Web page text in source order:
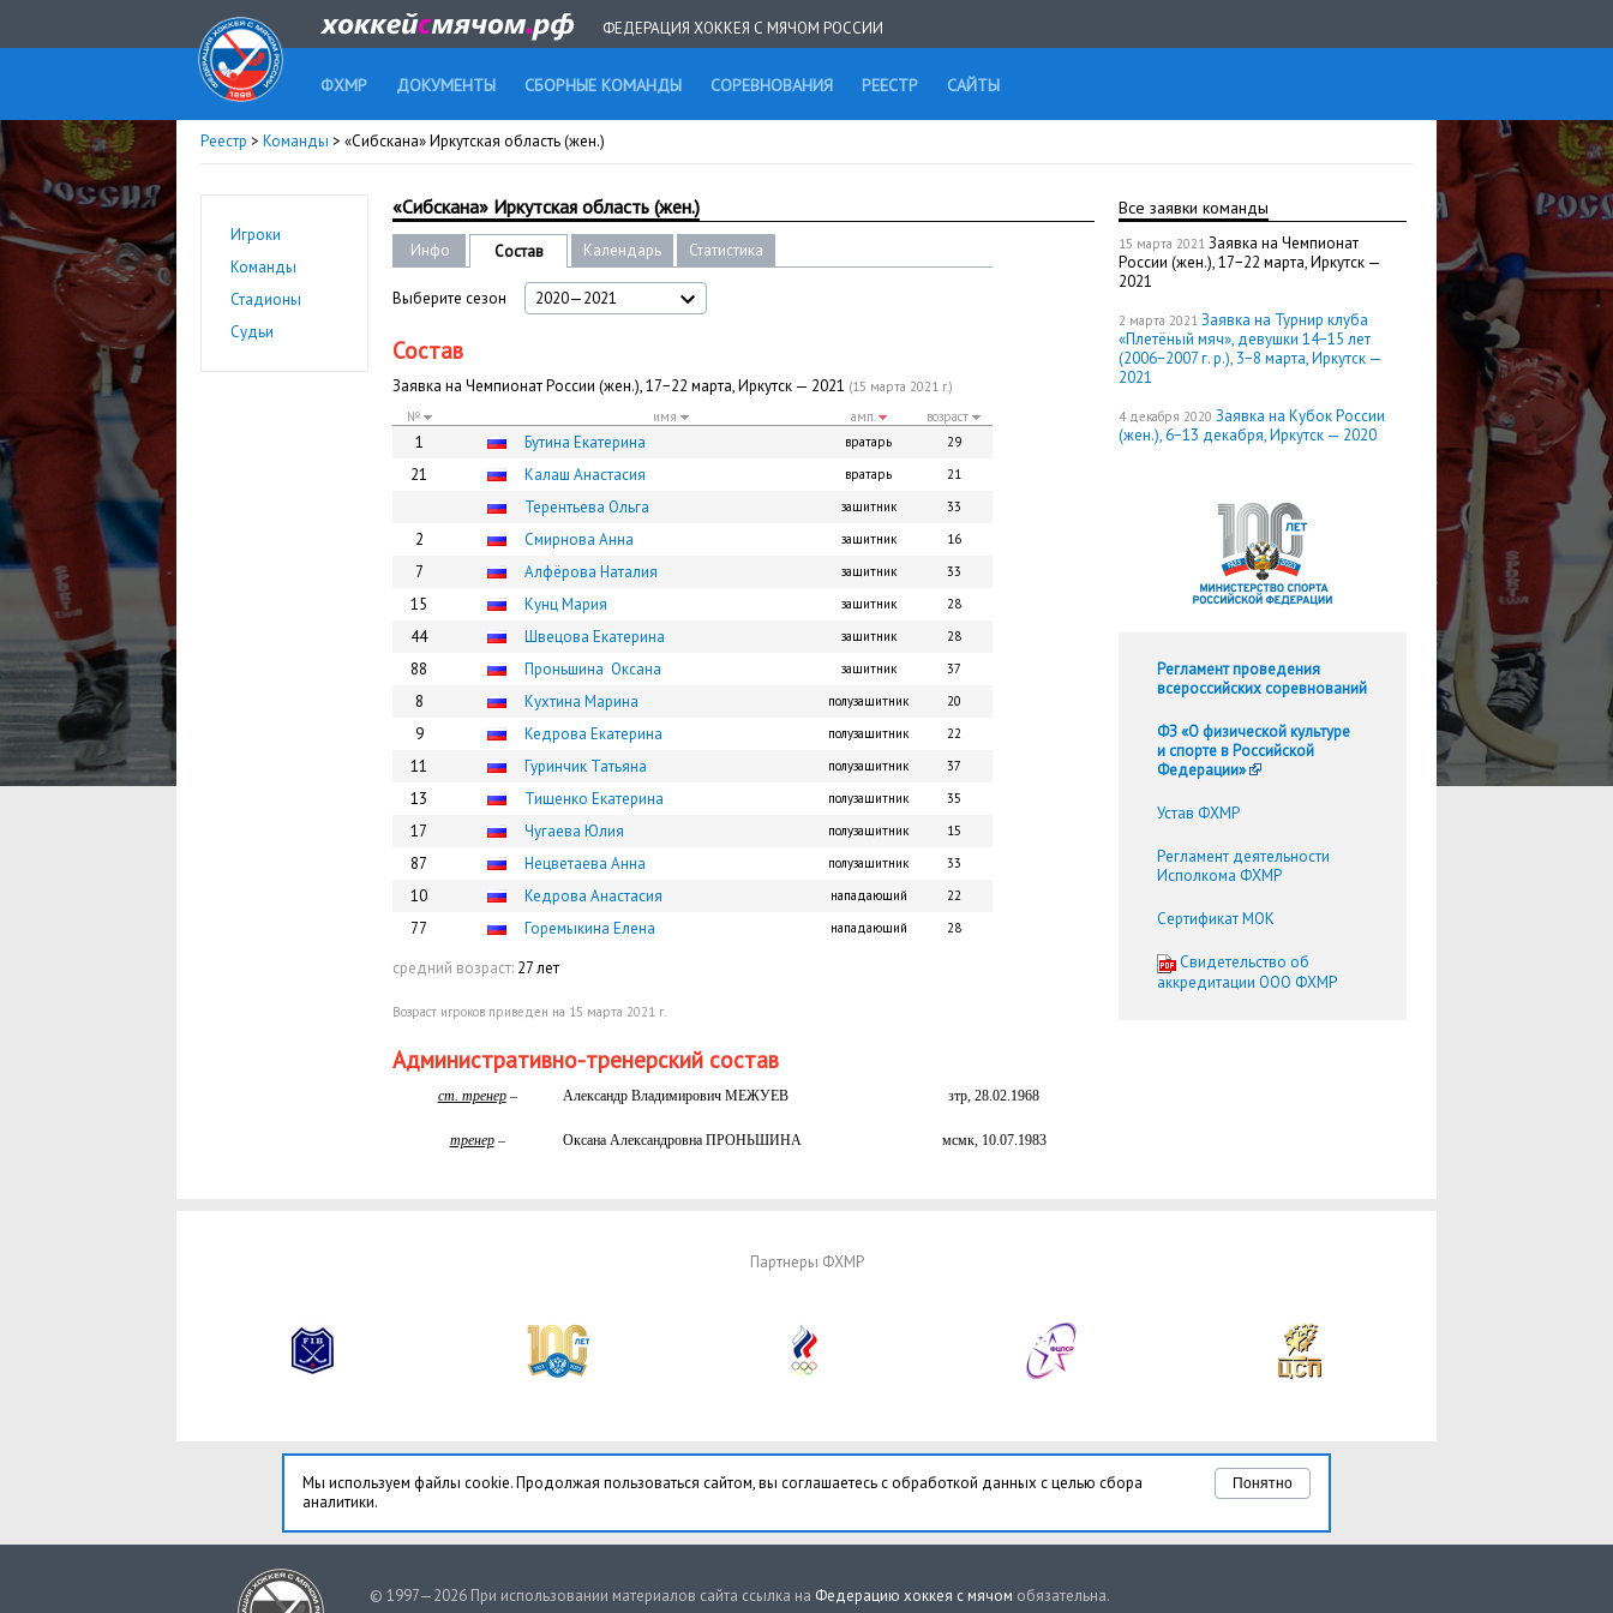
ФЕДЕРАЦИЯ ХОККЕЯ С МЯЧОМ РОССИИ
ФХМР ДОКУМЕНТЫ СБОРНЫЕ КОМАНДЫ СОРЕВНОВАНИЯ РЕЕСТР САЙТЫ
Реестр > Команды > «Сибскана» Иркутская область (жен.)
Игроки
Команды
Стадионы
Судьи
Все заявки команды
15 марта 2021 Заявка на Чемпионат
России (жен.), 17−22 марта, Иркутск —
2021
2 марта 2021 Заявка на Турнир клуба
«Плетёный мяч», девушки 14−15 лет
(2006−2007 г. р.), 3−8 марта, Иркутск —
2021
4 декабря 2020 Заявка на Кубок России
(жен.), 6−13 декабря, Иркутск — 2020
Регламент проведения
всероссийских соревнований
ФЗ «О физической культуре
и спорте в Российской
Федерации»
Устав ФХМР
Регламент деятельности
Исполкома ФХМР
Сертификат МОК
Cвидетельство об
аккредитации ООО ФХМР
«Сибскана» Иркутская область (жен.)
Инфо Состав Календарь Статистика
Выберите сезон 2020—2021
Состав
Заявка на Чемпионат России (жен.), 17−22 марта, Иркутск — 2021 (15 марта 2021 г.)
№
имя амп. возраст
1 Бутина Екатерина вратарь 29
21 Калаш Анастасия вратарь 21
Терентьева Ольга защитник 33
2 Смирнова Анна защитник 16
7 Алфёрова Наталия защитник 33
15 Кунц Мария защитник 28
44 Швецова Екатерина защитник 28
88 Проньшина Оксана защитник 37
8 Кухтина Марина полузащитник 20
9 Кедрова Екатерина полузащитник 22
11 Гуринчик Татьяна полузащитник 37
13 Тищенко Екатерина полузащитник 35
17 Чугаева Юлия полузащитник 15
87 Нецветаева Анна полузащитник 33
10 Кедрова Анастасия нападающий 22
77 Горемыкина Елена нападающий 28
средний возраст: 27 лет
Возраст игроков приведен на 15 марта 2021 г.
Административно-тренерский состав
ст. тренер– Александр Владимирович МЕЖУЕВ зтр, 28.02.1968
тренер– Оксана Александровна ПРОНЬШИНА мсмк, 10.07.1983
Партнеры ФХМР
Понятно
Мы используем файлы cookie. Продолжая пользоваться сайтом, вы соглашаетесь с обработкой данных с целью сбора
аналитики.
© 1997—2026 При использовании материалов сайта ссылка на Федерацию хоккея с мячом обязательна.